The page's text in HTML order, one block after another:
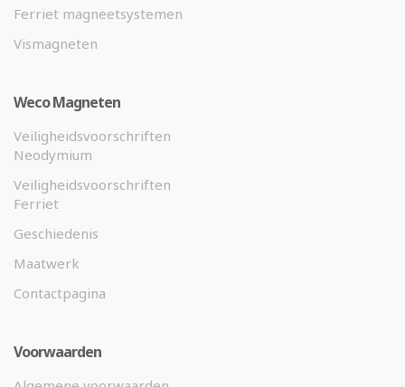
Ferriet magneetsystemen
Vismagneten
Weco Magneten
Veiligheidsvoorschriften
Neodymium
Veiligheidsvoorschriften
Ferriet
Geschiedenis
Maatwerk
Contactpagina
Voorwaarden